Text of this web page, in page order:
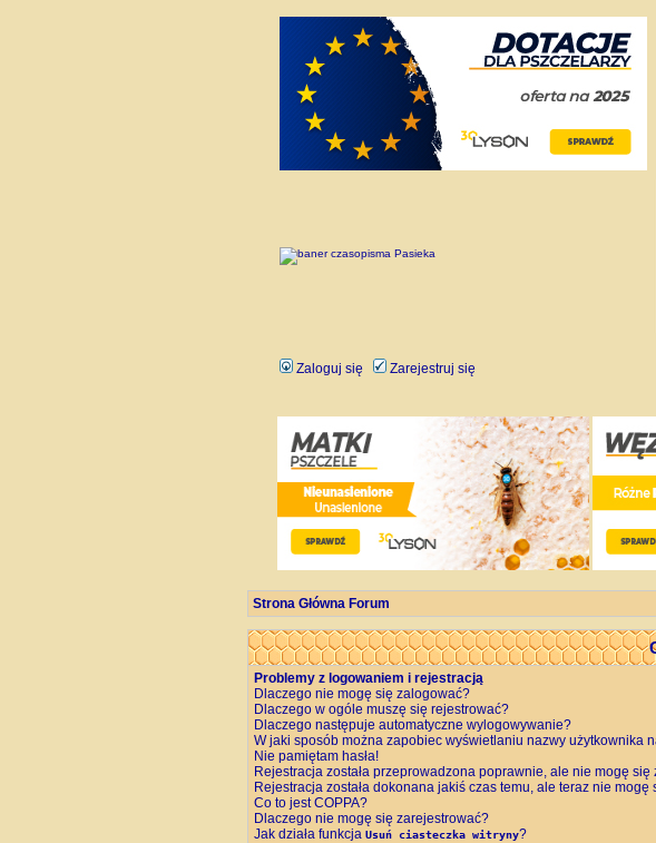
Zaloguj się Zarejestruj się
Strona Główna Forum
Problemy z logowaniem i rejestracją
Dlaczego nie mogę się zalogować?
Dlaczego w ogóle muszę się rejestrować?
Dlaczego następuje automatyczne wylogowywanie?
W jaki sposób można zapobiec wyświetlaniu nazwy użytkownika
Nie pamiętam hasła!
Rejestracja została przeprowadzona poprawnie, ale nie mogę się
Rejestracja została dokonana jakiś czas temu, ale teraz nie mogę
Co to jest COPPA?
Dlaczego nie mogę się zarejestrować?
Jak działa funkcja Usuń ciasteczka witryny?